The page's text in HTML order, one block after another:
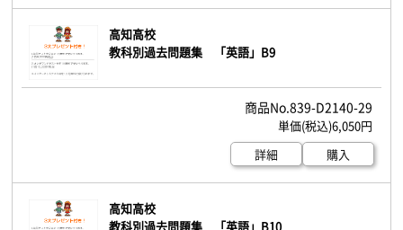
高知高校
教科別過去問題集 「英語」B9
839-D2140-29
6,050円
詳細
購入
高知高校
教科別過去問題集 「英語」B10